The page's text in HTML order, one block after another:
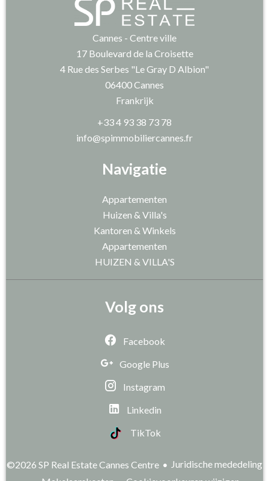
Navigatie
Appartementen
Huizen & Villa's
Kantoren & Winkels
Appartementen
HUIZEN & VILLA'S
Cannes - Centre ville
17 Boulevard de la Croisette
4 Rue des Serbes "Le Gray D Albion"
06400Cannes
Frankrijk
+33 4 93 38 73 78
info@spimmobiliercannes.fr
Volg ons
Facebook
Google Plus
Instagram
Linkedin
TikTok
©2026 SP Real Estate Cannes Centre
Juridische mededeling